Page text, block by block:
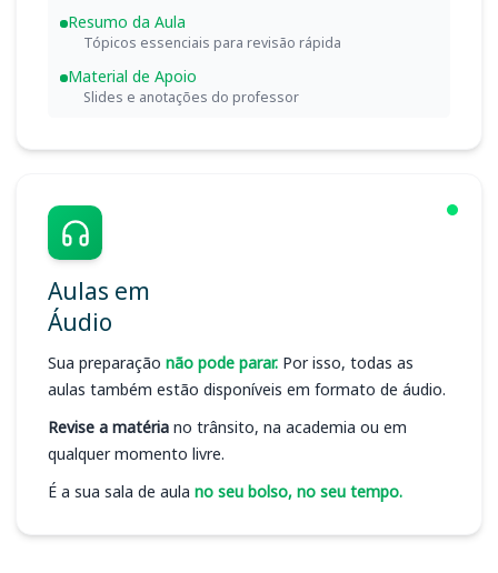
Resumo da Aula
Tópicos essenciais para revisão rápida
Material de Apoio
Slides e anotações do professor
Aulas em
Áudio
Sua preparação não pode parar. Por isso, todas as
aulas também estão disponíveis em formato de áudio.
Revise a matéria no trânsito, na academia ou em
qualquer momento livre.
É a sua sala de aula no seu bolso, no seu tempo.